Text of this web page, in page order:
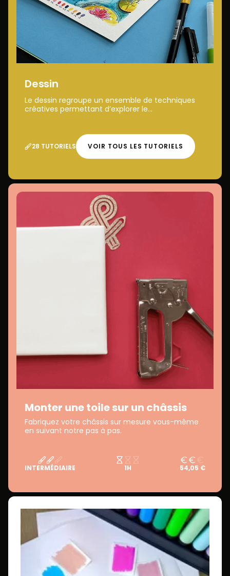
Dessin
Le dessin regroupe un ensemble de techniques
créatives permettant d’explorer le...
28 TUTORIELS VOIR TOUS LES TUTORIELS
Monter une toile sur un châssis
Fabriquez votre châssis sur mesure vous-même
en suivant notre pas à pas.
INTERMÉDIAIRE 1H 54,05 €